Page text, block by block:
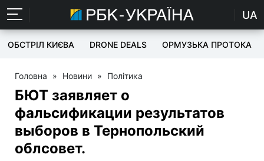
UA
ОБСТРІЛ КИЄВА DRONE DEALS ОРМУЗЬКА ПРОТОКА
Головна » Новини » Політика
БЮТ заявляет о
фальсификации результатов
выборов в Тернопольский
облсовет.